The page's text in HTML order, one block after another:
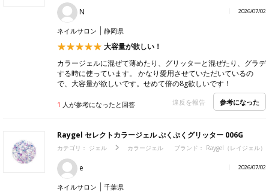
N 2026/07/02
ネイルサロン 静岡県
大容量が欲しい！
カラージェルに混ぜて薄めたり、グリッターと混ぜたり、グラデ
する時に使っています。 かなり愛用させていただいているの
で、大容量が欲しいです。せめて倍の8g欲しいです！
1 人が参考になったと回答 違反を報告 参考になった
Raygel セレクトカラージェル ぷくぷくグリッター 006G
カテゴリ： ジェル カラージェル ブランド： Raygel（レイジェル）
e 2026/07/02
ネイルサロン
千葉県